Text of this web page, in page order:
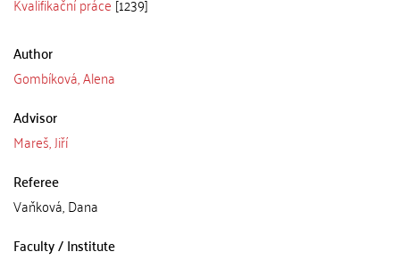
Author
Gombíková, Alena
Advisor
Mareš, Jiří
Referee
Vaňková, Dana
Faculty / Institute